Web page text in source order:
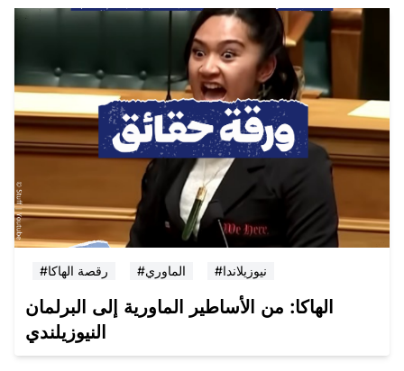
#رقصة الهاكا #الماوري #نيوزيلاندا
الهاكا: من الأساطير الماورية إلى البرلمان
النيوزيلندي